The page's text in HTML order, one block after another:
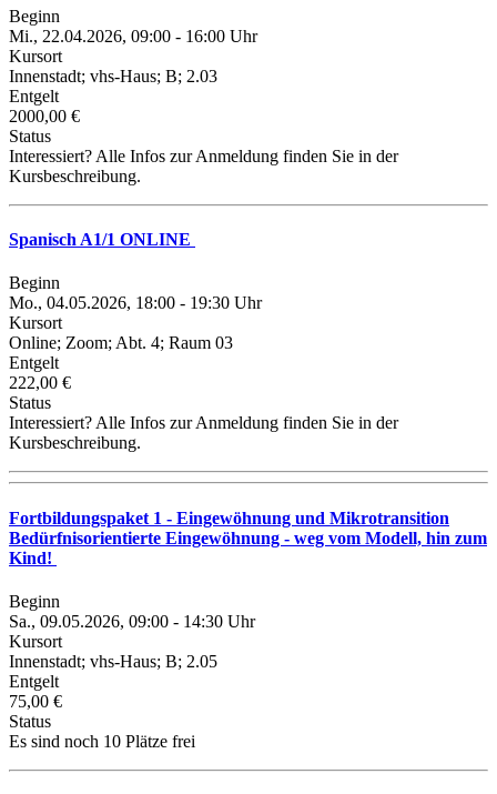
Beginn
Mi., 22.04.2026, 09:00 - 16:00 Uhr
Kursort
Innenstadt; vhs-Haus; B; 2.03
Entgelt
2000,00 €
Status
Interessiert? Alle Infos zur Anmeldung finden Sie in der
Kursbeschreibung.
Spanisch A1/1 ONLINE
Beginn
Mo., 04.05.2026, 18:00 - 19:30 Uhr
Kursort
Online; Zoom; Abt. 4; Raum 03
Entgelt
222,00 €
Status
Interessiert? Alle Infos zur Anmeldung finden Sie in der
Kursbeschreibung.
Fortbildungspaket 1 - Eingewöhnung und Mikrotransition
Bedürfnisorientierte Eingewöhnung - weg vom Modell, hin zum
Kind!
Beginn
Sa., 09.05.2026, 09:00 - 14:30 Uhr
Kursort
Innenstadt; vhs-Haus; B; 2.05
Entgelt
75,00 €
Status
Es sind noch 10 Plätze frei